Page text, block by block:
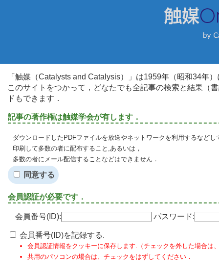
「触媒（Catalysts and Catalysis）」は1959年（昭和34年
このサイトをつかって，どなたでも全記事の検索と結果（
ドもできます．
記事の著作権は触媒学会が有します．
ダウンロードしたPDFファイルを放送やネットワークを利用するなど
印刷して多数の者に配布すること,あるいは，
多数の者にメール配信することなどはできません．
同意する
会員認証が必要です．
会員番号(ID): パスワード:
会員番号(ID)を記録する.
会員認証情報をクッキーに保存します.（チェックを外した場合は
共用のパソコンの場合は、チェックをはずしてください．